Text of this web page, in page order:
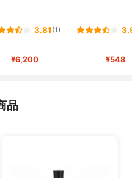
3.81 (1)
¥6,200 ¥548
品